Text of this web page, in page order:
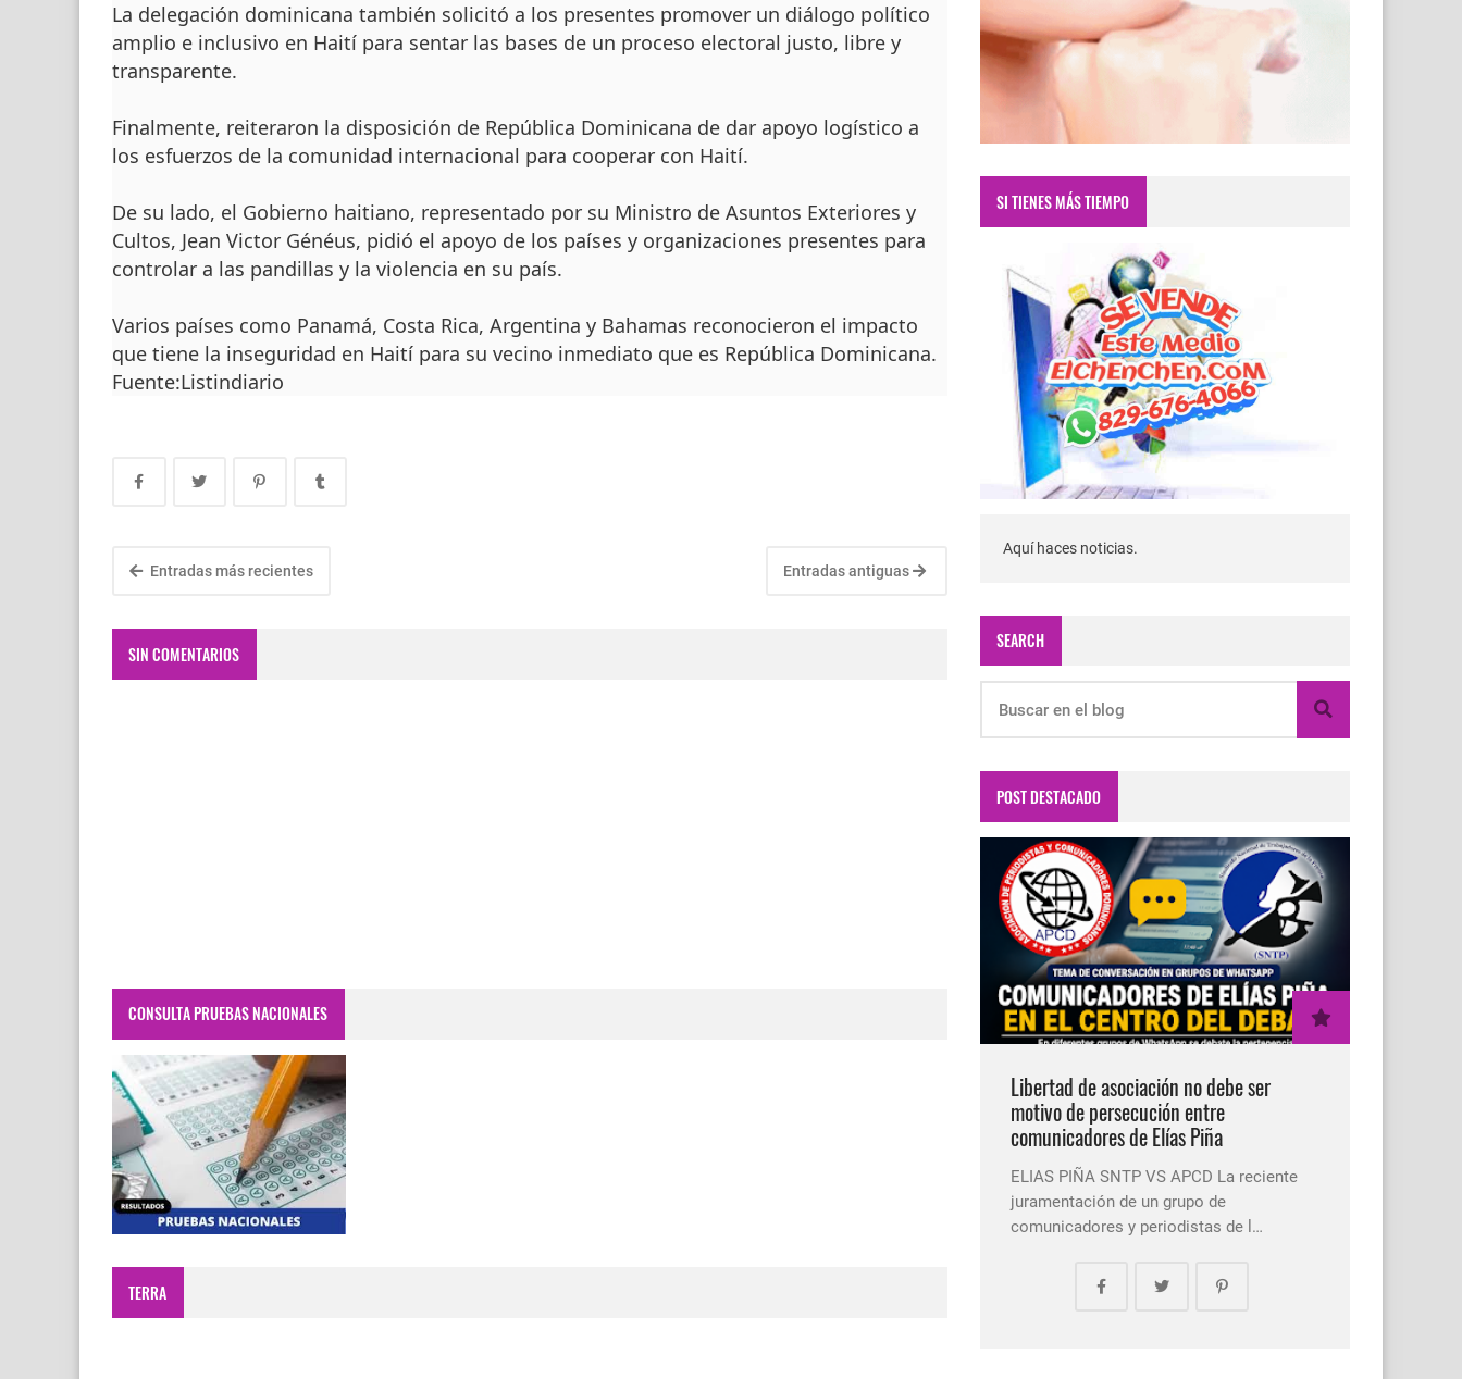
La delegación dominicana también solicitó a los presentes promover un diálogo político
amplio e inclusivo en Haití para sentar las bases de un proceso electoral justo, libre y
transparente.
Finalmente, reiteraron la disposición de República Dominicana de dar apoyo logístico a
los esfuerzos de la comunidad internacional para cooperar con Haití.
De su lado, el Gobierno haitiano, representado por su Ministro de Asuntos Exteriores y
Cultos, Jean Victor Généus, pidió el apoyo de los países y organizaciones presentes para
controlar a las pandillas y la violencia en su país.
Varios países como Panamá, Costa Rica, Argentina y Bahamas reconocieron el impacto
que tiene la inseguridad en Haití para su vecino inmediato que es República Dominicana.
Fuente:Listindiario
Entradas más recientes Entradas antiguas
SIN COMENTARIOS
CONSULTA PRUEBAS NACIONALES
TERRA
SI TIENES MÁS TIEMPO
Aquí haces noticias.
SEARCH
POST DESTACADO
Libertad de asociación no debe ser
motivo de persecución entre
comunicadores de Elías Piña
ELIAS PIÑA SNTP VS APCD La reciente
juramentación de un grupo de
comunicadores y periodistas de l…